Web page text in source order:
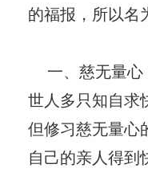
的福报，所以名
一、慈无量心
世人多只知自求
但修习慈无量心
自己的亲人得到